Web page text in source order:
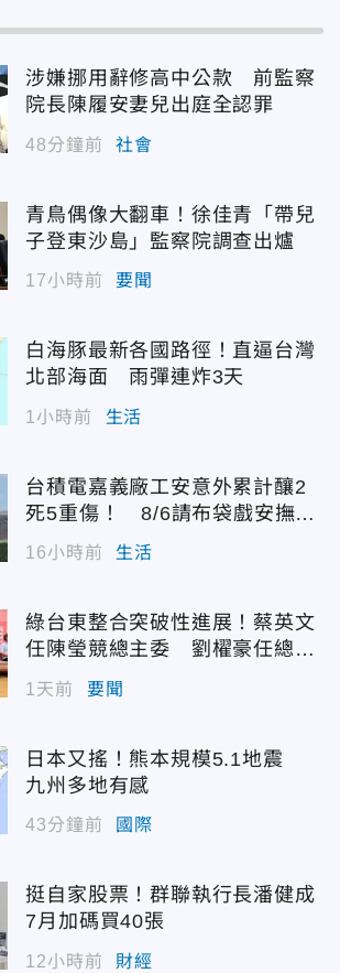
涉嫌挪用辭修高中公款 前監察
院長陳履安妻兒出庭全認罪
48分鐘前 社會
青鳥偶像大翻車！徐佳青「帶兒
子登東沙島」監察院調查出爐
17小時前 要聞
白海豚最新各國路徑！直逼台灣
北部海面 雨彈連炸3天
1小時前 生活
台積電嘉義廠工安意外累計釀2
死5重傷！ 8/6請布袋戲安撫好
兄弟
16小時前 生活
綠台東整合突破性進展！蔡英文
任陳瑩競總主委 劉櫂豪任總幹
1天前 要聞
日本又搖！熊本規模5.1地震
九州多地有感
43分鐘前 國際
挺自家股票！群聯執行長潘健成
7月加碼買40張
12小時前 財經